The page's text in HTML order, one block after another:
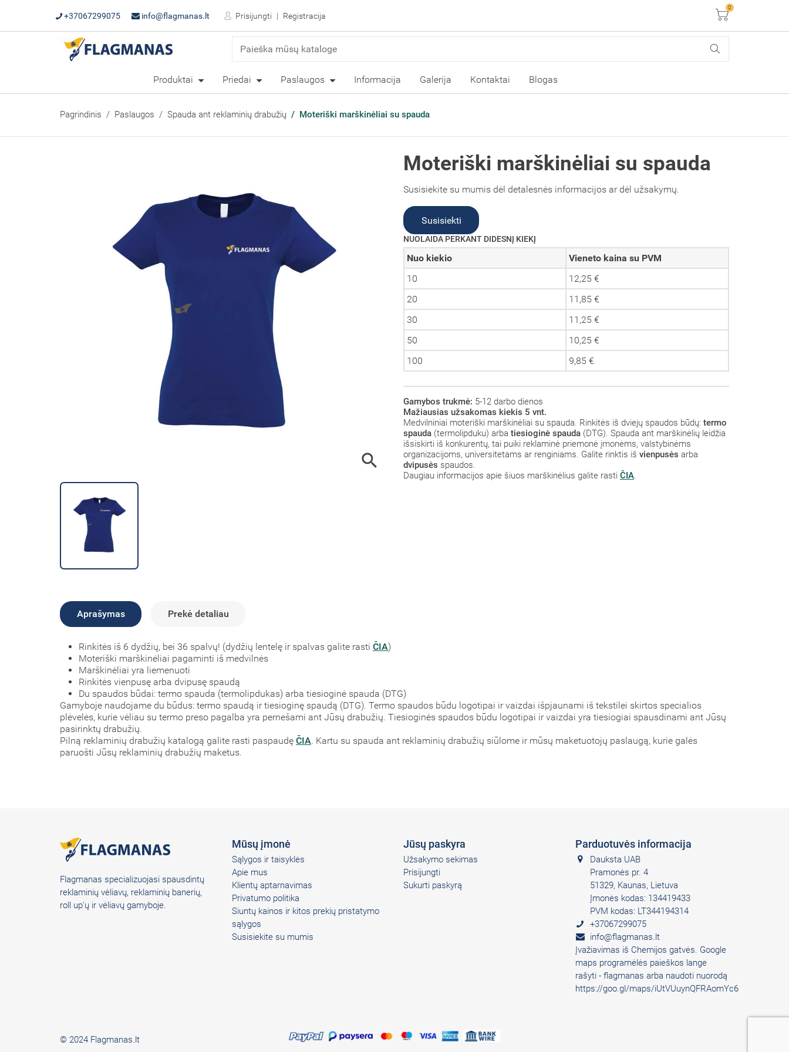
+37067299075 info@flagmanas.lt Prisijungti Registracija Krepšelis
0
Produktai Priedai Paslaugos Informacija Galerija Kontaktai Blogas
Pagrindinis Paslaugos Spauda ant reklaminių drabužių Moteriški marškinėliai su spauda

Moteriški marškinėliai su spauda
Susisiekite su mumis dėl detalesnės informacijos ar dėl užsakymų.
Susisiekti
NUOLAIDA PERKANT DIDESNĮ KIEKĮ
Nuo kiekio
Vieneto kaina su PVM
10
12,25 €
20
11,85 €
30
11,25 €
50
10,25 €
100
9,85 €
Gamybos trukmė: 5-12 darbo dienos
Mažiausias užsakomas kiekis 5 vnt.
Medvilniniai moteriški marškinėliai su spauda. Rinkitės iš dviejų spaudos būdų: termo
spauda (termolipduku) arba tiesioginė spauda (DTG). Spauda ant marškinėlių leidžia
išsiskirti iš konkurentų, tai puiki reklaminė priemonė įmonėms, valstybinėms
organizacijoms, universitetams ar renginiams. Galite rinktis iš vienpusės arba
dvipusės spaudos.
Daugiau informacijos apie šiuos marškinėlius galite rasti ČIA
Aprašymas Prekė detaliau
Rinkitės iš 6 dydžių, bei 36 spalvų! (dydžių lentelę ir spalvas galite rasti ČIA)
Moteriški marškinėliai pagaminti iš medvilnės
Marškinėliai yra liemenuoti
Rinkitės vienpusę arba dvipusę spaudą
Du spaudos būdai: termo spauda (termolipdukas) arba tiesioginė spauda (DTG)
Gamyboje naudojame du būdus: termo spaudą ir tiesioginę spaudą (DTG). Termo spaudos būdu logotipai ir vaizdai išpjaunami iš tekstilei skirtos specialios
plėvelės, kurie vėliau su termo preso pagalba yra pernešami ant Jūsų drabužių. Tiesioginės spaudos būdu logotipai ir vaizdai yra tiesiogiai spausdinami ant Jūsų
pasirinktų drabužių.
Pilną reklaminių drabužių katalogą galite rasti paspaudę ČIA. Kartu su spauda ant reklaminių drabužių siūlome ir mūsų maketuotojų paslaugą, kurie galės
paruošti Jūsų reklaminių drabužių maketus.
Flagmanas specializuojasi spausdintų
reklaminių vėliavų, reklaminių banerių,
roll up'ų ir vėliavų gamyboje.
Mūsų įmonė
Sąlygos ir taisyklės
Apie mus
Klientų aptarnavimas
Privatumo politika
Siuntų kainos ir kitos prekių pristatymo
sąlygos
Susisiekite su mumis
Jūsų paskyra
Užsakymo sekimas
Prisijungti
Sukurti paskyrą
Parduotuvės informacija
Dauksta UAB
Pramonės pr. 4
51329, Kaunas, Lietuva
Įmonės kodas: 134419433
PVM kodas: LT344194314
+37067299075
info@flagmanas.lt
Įvažiavimas iš Chemijos gatvės. Google
maps programėlės paieškos lange
rašyti - flagmanas arba naudoti nuorodą
https://goo.gl/maps/iUtVUuynQFRAomYc6
© 2024 Flagmanas.lt